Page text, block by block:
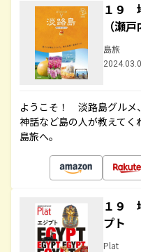
１９
（瀬
島旅
ようこそ！ 淡路島グルメ
神話など島の人が教えて
島旅へ。
１９
プト
Plat